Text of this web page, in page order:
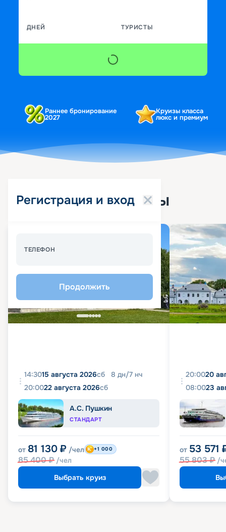
ДНЕЙ ТУРИСТЫ
Раннее бронирование
2027
Круизы класса
люкс и премиум
Регистрация и вход
ТЕЛЕФОН
Продолжить
Популярные круизы
14:3015 августа 2026сб 8 дн/7 нч
20:0022 августа 2026сб
А.С. Пушкин
СТАНДАРТ
от 81 130 ₽ /чел
85 400₽ /чел
+1 000
Выбрать круиз
20:0020
08:0023
от 53 571
55 803₽ /